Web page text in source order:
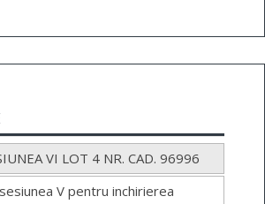
VI LOT 4 NR. CAD. 96996
V pentru inchirierea